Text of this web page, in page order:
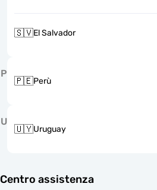
🇸🇻El Salvador
P
🇵🇪Perù
U
🇺🇾Uruguay
Centro assistenza